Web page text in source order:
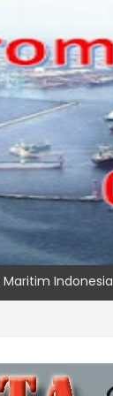
Maritim Indonesia